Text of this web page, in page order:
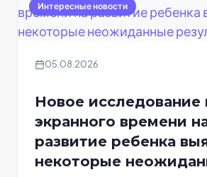
Интересные новости
05.08.2026
Новое исследование
экранного времени
развитие ребенка
некоторые